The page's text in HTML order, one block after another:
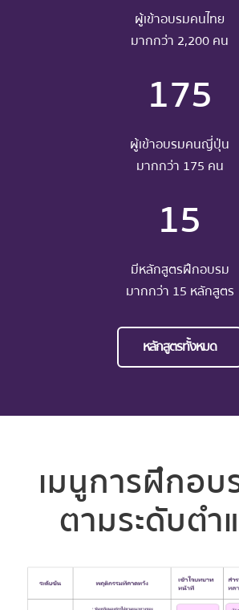
ผู้เข้าอบรมคนไทย
มากกว่า 2,200 คน
175
ผู้เข้าอบรมคนญี่ปุ่น
มากกว่า 175 คน
15
มีหลักสูตรฝึกอบรม
มากกว่า 15 หลักสูตร
หลักสูตรทั้งหมด
เมนูการฝึกอบ
ตามระดับตำ